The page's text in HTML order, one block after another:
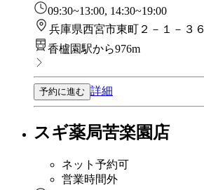
09:30~13:00, 14:30~19:00
兵庫県西宮市東町２－１－３６
香櫨園駅から976m
予約に進む 詳細
スギ薬局苦楽園店
ネット予約可
営業時間外